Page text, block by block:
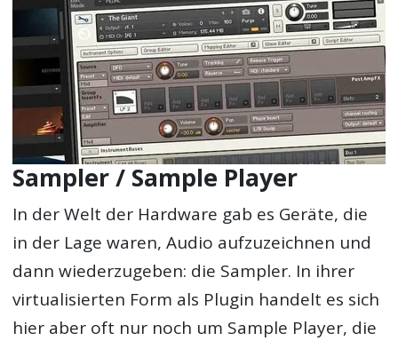
Sampler / Sample Player
In der Welt der Hardware gab es Geräte, die
in der Lage waren, Audio aufzuzeichnen und
dann wiederzugeben: die Sampler. In ihrer
virtualisierten Form als Plugin handelt es sich
hier aber oft nur noch um Sample Player, die